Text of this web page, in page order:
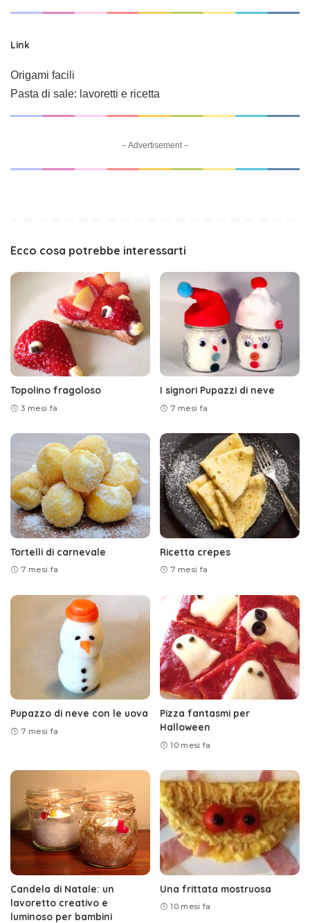
Link
Origami facili
Pasta di sale: lavoretti e ricetta
– Advertisement –
Ecco cosa potrebbe interessarti
Topolino fragoloso
3 mesi fa
I signori Pupazzi di neve
7 mesi fa
Tortelli di carnevale
7 mesi fa
Ricetta crepes
7 mesi fa
Pupazzo di neve con le uova
7 mesi fa
Pizza fantasmi per
Halloween
10 mesi fa
Candela di Natale: un
lavoretto creativo e
luminoso per bambini
Una frittata mostruosa
10 mesi fa